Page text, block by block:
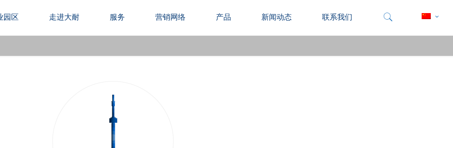
园区 走进大耐 服务 营销网络 产品 新闻动态 联系我们